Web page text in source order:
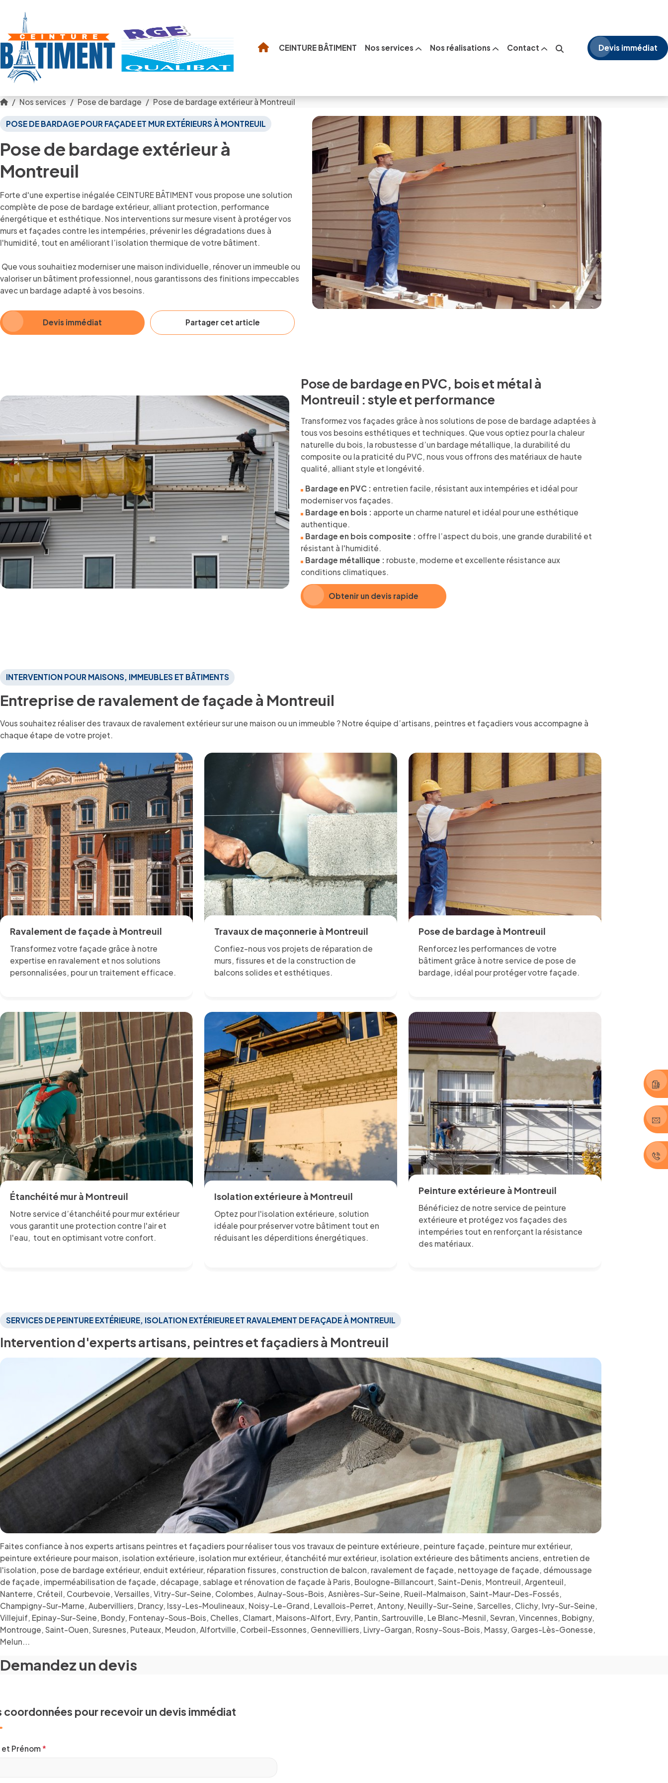
CEINTURE BÂTIMENT Nos services Nos réalisations Contact Devis immédiat
Nos services Pose de bardage Pose de bardage extérieur à Montreuil
Pose de bardage extérieur à
Montreuil
POSE DE BARDAGE POUR FAÇADE ET MUR EXTÉRIEURS À MONTREUIL
Forte d'une expertise inégalée CEINTURE BÂTIMENT vous propose une solution
complète de pose de bardage extérieur, alliant protection, performance
énergétique et esthétique. Nos interventions sur mesure visent à protéger vos
murs et façades contre les intempéries, prévenir les dégradations dues à
l'humidité, tout en améliorant l’isolation thermique de votre bâtiment.
Que vous souhaitiez moderniser une maison individuelle, rénover un immeuble ou
valoriser un bâtiment professionnel, nous garantissons des finitions impeccables
avec un bardage adapté à vos besoins.
Devis immédiat Partager cet article
Pose de bardage en PVC, bois et métal à
Montreuil : style et performance
Transformez vos façades grâce à nos solutions de pose de bardage adaptées à
tous vos besoins esthétiques et techniques. Que vous optiez pour la chaleur
naturelle du bois, la robustesse d’un bardage métallique, la durabilité du
composite ou la praticité du PVC, nous vous offrons des matériaux de haute
qualité, alliant style et longévité.
Bardage en PVC : entretien facile, résistant aux intempéries et idéal pour
moderniser vos façades.
Bardage en bois : apporte un charme naturel et idéal pour une esthétique
authentique.
Bardage en bois composite : offre l’aspect du bois, une grande durabilité et
résistant à l'humidité.
Bardage métallique : robuste, moderne et excellente résistance aux
conditions climatiques.
Obtenir un devis rapide
Entreprise de ravalement de façade à Montreuil
INTERVENTION POUR MAISONS, IMMEUBLES ET BÂTIMENTS
Vous souhaitez réaliser des travaux de ravalement extérieur sur une maison ou un immeuble ? Notre équipe d’artisans, peintres et façadiers vous accompagne à
chaque étape de votre projet.
Ravalement de façade à Montreuil
Transformez votre façade grâce à notre
expertise en ravalement et nos solutions
personnalisées, pour un traitement efficace.
Travaux de maçonnerie à Montreuil
Confiez-nous vos projets de réparation de
murs, fissures et de la construction de
balcons solides et esthétiques.
Pose de bardage à Montreuil
Renforcez les performances de votre
bâtiment grâce à notre service de pose de
bardage, idéal pour protéger votre façade.
Étanchéité mur à Montreuil
Notre service d’étanchéité pour mur extérieur
vous garantit une protection contre l'air et
l'eau, tout en optimisant votre confort.
Isolation extérieure à Montreuil
Optez pour l'isolation extérieure, solution
idéale pour préserver votre bâtiment tout en
réduisant les déperditions énergétiques.
Peinture extérieure à Montreuil
Bénéficiez de notre service de peinture
extérieure et protégez vos façades des
intempéries tout en renforçant la résistance
des matériaux.
SERVICES DE PEINTURE EXTÉRIEURE, ISOLATION EXTÉRIEURE ET RAVALEMENT DE FAÇADE À MONTREUIL
Intervention d'experts artisans, peintres et façadiers à Montreuil
Faites confiance à nos experts artisans peintres et façadiers pour réaliser tous vos travaux de peinture extérieure, peinture façade, peinture mur extérieur,
peinture extérieure pour maison, isolation extérieure, isolation mur extérieur, étanchéité mur extérieur, isolation extérieure des bâtiments anciens, entretien de
l'isolation, pose de bardage extérieur, enduit extérieur, réparation fissures, construction de balcon, ravalement de façade, nettoyage de façade, démoussage
de façade, imperméabilisation de façade, décapage, sablage et rénovation de façade à Paris, Boulogne-Billancourt, Saint-Denis, Montreuil, Argenteuil,
Nanterre, Créteil, Courbevoie, Versailles, Vitry-Sur-Seine, Colombes, Aulnay-Sous-Bois, Asnières-Sur-Seine, Rueil-Malmaison, Saint-Maur-Des-Fossés,
Champigny-Sur-Marne, Aubervilliers, Drancy, Issy-Les-Moulineaux, Noisy-Le-Grand, Levallois-Perret, Antony, Neuilly-Sur-Seine, Sarcelles, Clichy, Ivry-Sur-Seine,
Villejuif, Epinay-Sur-Seine, Bondy, Fontenay-Sous-Bois, Chelles, Clamart, Maisons-Alfort, Evry, Pantin, Sartrouville, Le Blanc-Mesnil, Sevran, Vincennes, Bobigny,
Montrouge, Saint-Ouen, Suresnes, Puteaux, Meudon, Alfortville, Corbeil-Essonnes, Gennevilliers, Livry-Gargan, Rosny-Sous-Bois, Massy, Garges-Lès-Gonesse,
Melun...
Demandez un devis
coordonnées pour recevoir un devis immédiat
et Prénom *